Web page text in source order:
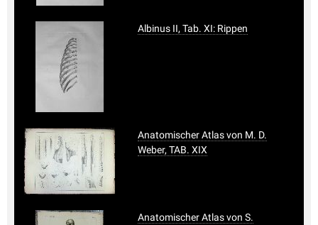
Albinus II, Tab. XI: Rippen
Anatomischer Atlas von M. D.
Weber, TAB. XIX
Anatomischer Atlas von S.